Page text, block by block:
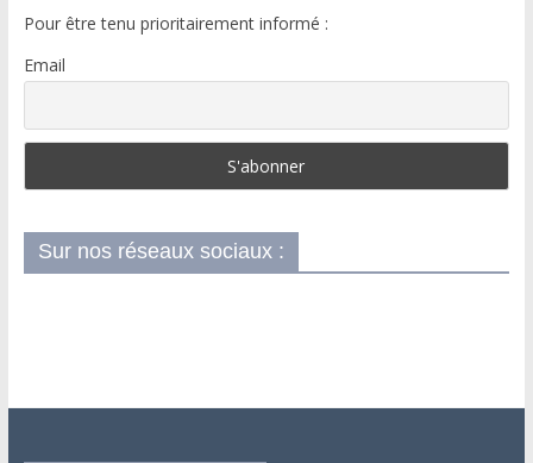
Pour être tenu prioritairement informé :
Email
Sur nos réseaux sociaux :